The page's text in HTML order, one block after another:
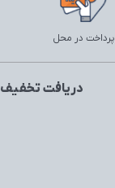
پرداخت در محل
دریافت